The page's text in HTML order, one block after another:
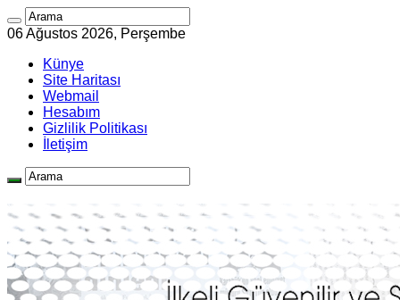
06 Ağustos 2026, Perşembe
Künye
Site Haritası
Webmail
Hesabım
Gizlilik Politikası
İletişim